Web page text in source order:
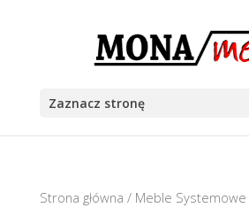
Zaznacz stronę
Strona główna / Meble Systemowe